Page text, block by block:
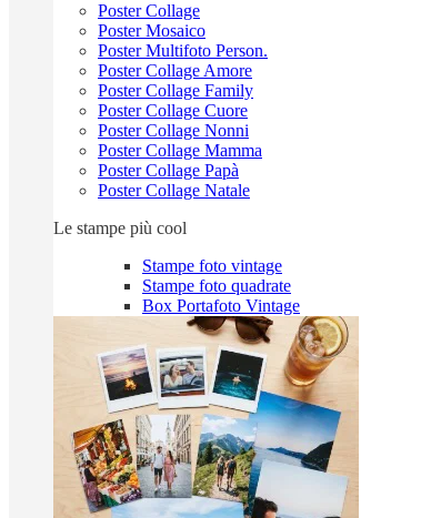
Poster Collage
Poster Mosaico
Poster Multifoto Person.
Poster Collage Amore
Poster Collage Family
Poster Collage Cuore
Poster Collage Nonni
Poster Collage Mamma
Poster Collage Papà
Poster Collage Natale
Le stampe più cool
Stampe foto vintage
Stampe foto quadrate
Box Portafoto Vintage